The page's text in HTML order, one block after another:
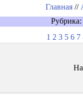
Главная //
1 2 3 5 6 7